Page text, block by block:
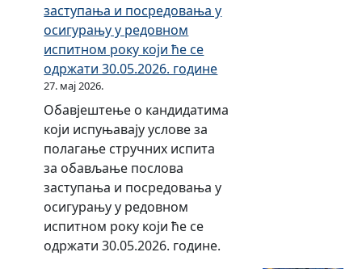
о
ј
е
ј
н
и
у
с
р
е
д
и
к
е
у
о
с
и
г
и
т
а
з
њ
е
ц
и
ј
е
о
ј
у
ј
е
о
р
г
л
а
д
у
а
с
в
о
ј
о
м
ф
А
г
е
н
и
ј
е
з
а
о
с
и
заступања и посредовања у
осигурању у редовном
испитном року који ће се
одржати 30.05.2026. године
27. мај 2026.
Обавјештење о кандидатима
који испуњавају услове за
полагање стручних испита
за обављање послова
заступања и посредовања у
осигурању у редовном
испитном року који ће се
одржати 30.05.2026. године.